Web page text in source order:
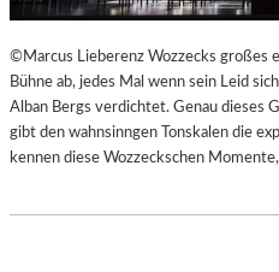
©Marcus Lieberenz Wozzecks großes
Bühne ab, jedes Mal wenn sein Leid
Alban Bergs verdichtet. Genau dieses
gibt den wahnsinngen Tonskalen die
kennen diese Wozzeckschen